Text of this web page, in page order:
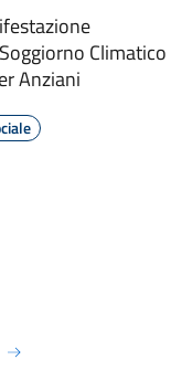
Climatico
Anziani